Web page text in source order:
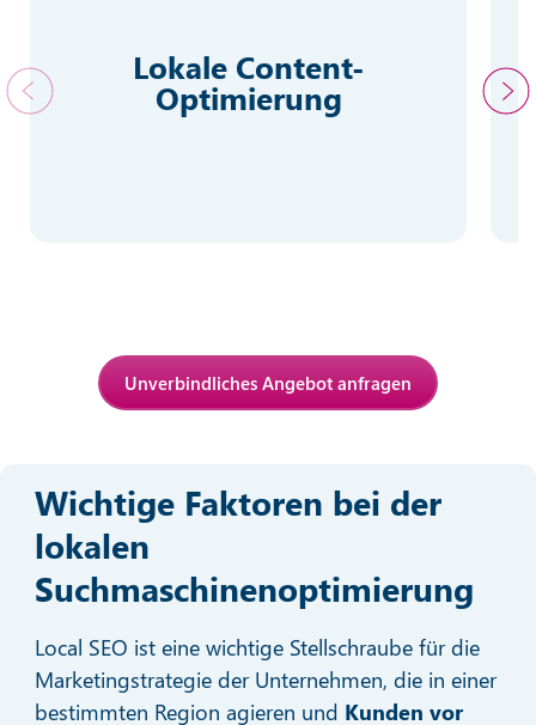
Lokale Content-
Optimierung
Unverbindliches Angebot anfragen
Wichtige Faktoren bei der
lokalen
Suchmaschinenoptimierung
Local SEO ist eine wichtige Stellschraube für die
Marketingstrategie der Unternehmen, die in einer
bestimmten Region agieren und Kunden vor